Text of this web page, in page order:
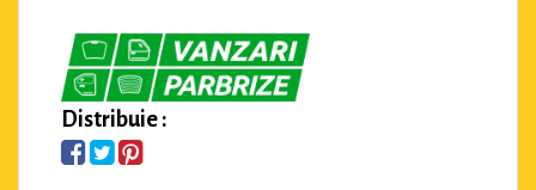
Distribuie :